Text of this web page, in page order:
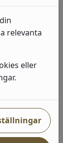
relevanta
eller